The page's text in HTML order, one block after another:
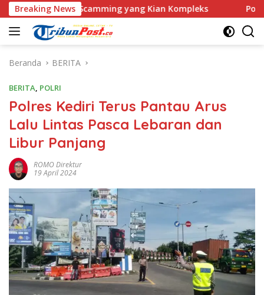
Langsung
ke
konten
Breaking News
Scamming yang Kian Kompleks Polri Kerahkan
Beranda BERITA
BERITA, POLRI
Polres Kediri Terus Pantau Arus
Lalu Lintas Pasca Lebaran dan
Libur Panjang
ROMO Direktur
19 April 2024